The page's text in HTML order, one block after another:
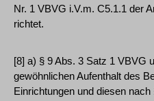
Nr. 1 VBVG i.V.m. C5.1.1 der
richtet.
[8] a) § 9 Abs. 3 Satz 1 VBVG
gewöhnlichen Aufenthalt des
Einrichtungen und diesen